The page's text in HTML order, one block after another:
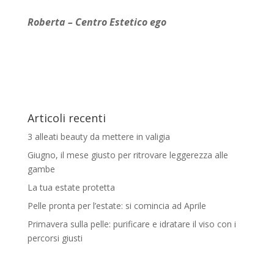
Roberta – Centro Estetico ego
Articoli recenti
3 alleati beauty da mettere in valigia
Giugno, il mese giusto per ritrovare leggerezza alle
gambe
La tua estate protetta
Pelle pronta per l’estate: si comincia ad Aprile
Primavera sulla pelle: purificare e idratare il viso con i
percorsi giusti